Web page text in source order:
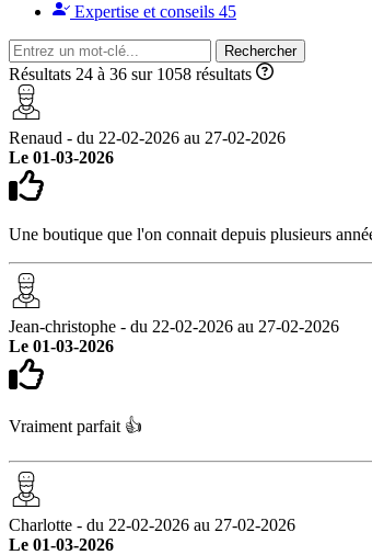
Expertise et conseils 45
Rechercher
Résultats 24 à 36 sur 1058 résultats
Renaud - du 22-02-2026 au 27-02-2026
Le 01-03-2026
Une boutique que l'on connait depuis plusieurs
Jean-christophe - du 22-02-2026 au 27-02-2026
Le 01-03-2026
Vraiment parfait 👍
Charlotte - du 22-02-2026 au 27-02-2026
Le 01-03-2026